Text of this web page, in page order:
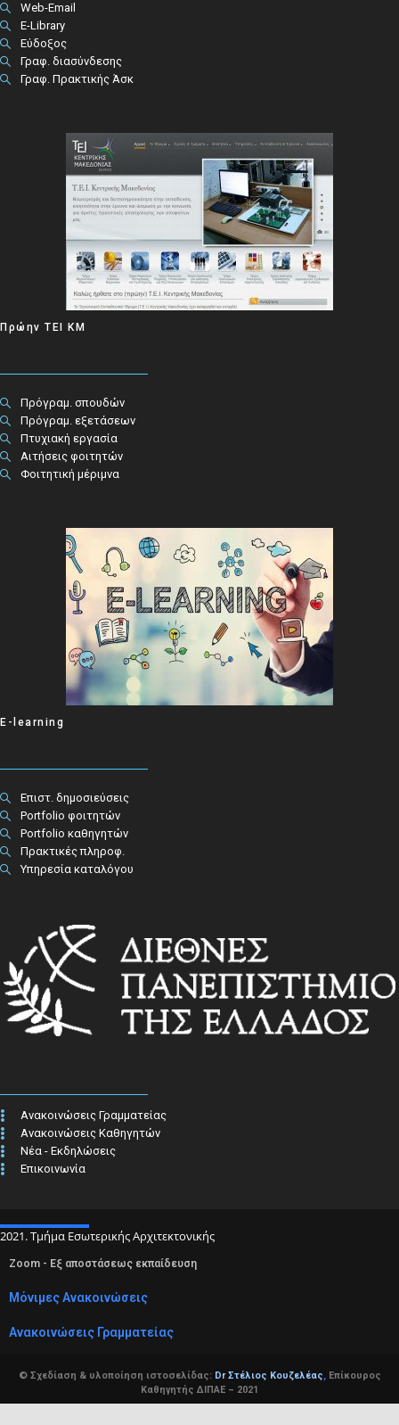
Web-Email
E-Library
Εύδοξος
Γραφ. διασύνδεσης
Γραφ. Πρακτικής Άσκ
Πρώην ΤΕΙ ΚΜ
Πρόγραμ. σπουδών
Πρόγραμ. εξετάσεων
Πτυχιακή εργασία
Αιτήσεις φοιτητών
Φοιτητική μέριμνα
E-learning
Επιστ. δημοσιεύσεις
Portfolio φοιτητών
Portfolio καθηγητών
Πρακτικές πληροφ.​
Υπηρεσία καταλόγου
Ανακοινώσεις Γραμματείας
Ανακοινώσεις Καθηγητών
Νέα - Εκδηλώσεις
Επικοινωνία
2021. Τμήμα Εσωτερικής Αρχιτεκτονικής
Zoom - Εξ αποστάσεως εκπαίδευση
Μόνιμες Ανακοινώσεις
Ανακοινώσεις Γραμματείας
© Σχεδίαση & υλοποίηση ιστοσελίδας: Dr Στέλιος Κουζελέας,Επίκουρος
Καθηγητής ΔΙΠΑΕ – 2021